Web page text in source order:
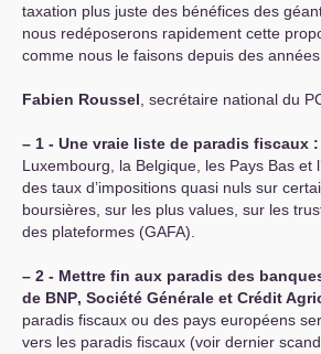
taxation plus juste des bénéfices des
nous redéposerons rapidement cette
comme nous le faisons depuis des années.
Fabien Roussel , secrétaire national du
– 1 - Une vraie liste de paradis fiscaux :
Luxembourg, la Belgique, les Pays Bas et
des taux d’impositions quasi nuls sur
boursières, sur les plus values, sur les
des plateformes (GAFA).
– 2 - Mettre fin aux paradis des
de BNP, Société Générale et Crédit
paradis fiscaux ou des pays européens
vers les paradis fiscaux (voir dernier